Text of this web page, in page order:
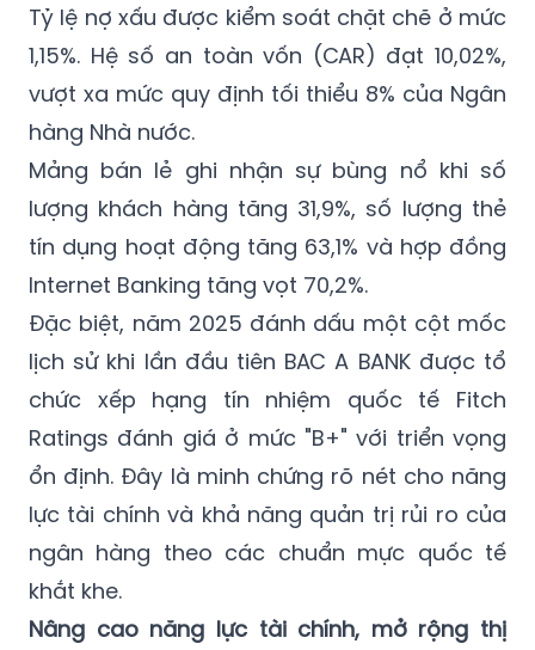
Tỷ lệ nợ xấu được kiểm soát chặt chẽ ở mức
1,15%. Hệ số an toàn vốn (CAR) đạt 10,02%,
vượt xa mức quy định tối thiểu 8% của Ngân
hàng Nhà nước.
Mảng bán lẻ ghi nhận sự bùng nổ khi số
lượng khách hàng tăng 31,9%, số lượng thẻ
tín dụng hoạt động tăng 63,1% và hợp đồng
Internet Banking tăng vọt 70,2%.
Đặc biệt, năm 2025 đánh dấu một cột mốc
lịch sử khi lần đầu tiên BAC A BANK được tổ
chức xếp hạng tín nhiệm quốc tế Fitch
Ratings đánh giá ở mức "B+" với triển vọng
ổn định. Đây là minh chứng rõ nét cho năng
lực tài chính và khả năng quản trị rủi ro của
ngân hàng theo các chuẩn mực quốc tế
khắt khe.
Nâng cao năng lực tài chính, mở rộng thị